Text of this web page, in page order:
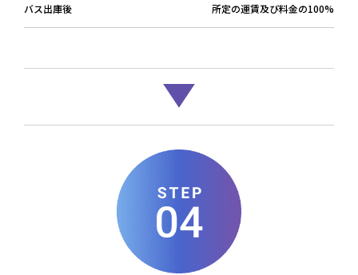
バス出庫後 所定の運賃及び料金の100%